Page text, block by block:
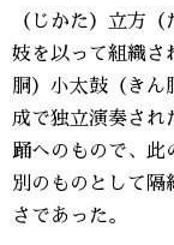
（じかた）立方
妓を以って組織さ
胴）小太鼓（きん
成で独立演奏さ
踊へのもので、
別のものとして隔
さであった。